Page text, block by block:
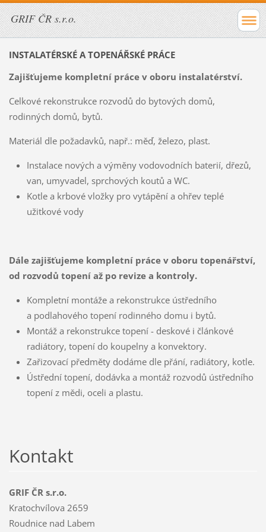
GRIF ČR s.r.o.
INSTALATÉRSKÉ A TOPENÁŘSKÉ PRÁCE
Zajišťujeme kompletní práce v oboru instalatérství.
Celkové rekonstrukce rozvodů do bytových domů,
rodinných domů, bytů.
Materiál dle požadavků, např.: měď, železo, plast.
Instalace nových a výměny vodovodních baterií, dřezů,
van, umyvadel, sprchových koutů a WC.
Kotle a krbové vložky pro vytápění a ohřev teplé
užitkové vody
Dále zajišťujeme kompletní práce v oboru topenářství,
od rozvodů topení až po revize a kontroly.
Kompletní montáže a rekonstrukce ústředního
a podlahového topení rodinného domu i bytů.
Montáž a rekonstrukce topení - deskové i článkové
radiátory, topení do koupelny a konvektory.
Zařizovací předměty dodáme dle přání, radiátory, kotle.
Ústřední topení, dodávka a montáž rozvodů ústředního
topení z mědi, oceli a plastu.
Kontakt
GRIF ČR s.r.o.
Kratochvílova 2659
Roudnice nad Labem